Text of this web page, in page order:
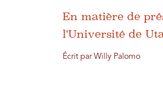
En matière de
l'Université de
Écrit par Willy Palomo